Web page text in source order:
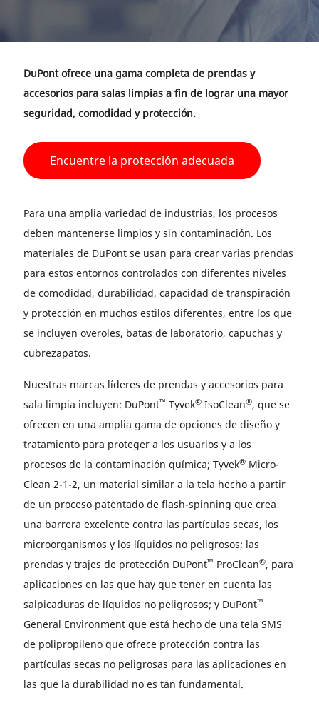
DuPont ofrece una gama completa de prendas y
accesorios para salas limpias a fin de lograr una mayor
seguridad, comodidad y protección.
Encuentre la protección adecuada
Para una amplia variedad de industrias, los procesos
deben mantenerse limpios y sin contaminación. Los
materiales de DuPont se usan para crear varias prendas
para estos entornos controlados con diferentes niveles
de comodidad, durabilidad, capacidad de transpiración
y protección en muchos estilos diferentes, entre los que
se incluyen overoles, batas de laboratorio, capuchas y
cubrezapatos.
Nuestras marcas líderes de prendas y accesorios para
sala limpia incluyen: DuPont™ Tyvek® IsoClean®, que se
ofrecen en una amplia gama de opciones de diseño y
tratamiento para proteger a los usuarios y a los
procesos de la contaminación química; Tyvek® Micro-
Clean 2-1-2, un material similar a la tela hecho a partir
de un proceso patentado de flash-spinning que crea
una barrera excelente contra las partículas secas, los
microorganismos y los líquidos no peligrosos; las
prendas y trajes de protección DuPont™ ProClean®, para
aplicaciones en las que hay que tener en cuenta las
salpicaduras de líquidos no peligrosos; y DuPont™
General Environment que está hecho de una tela SMS
de polipropileno que ofrece protección contra las
partículas secas no peligrosas para las aplicaciones en
las que la durabilidad no es tan fundamental.